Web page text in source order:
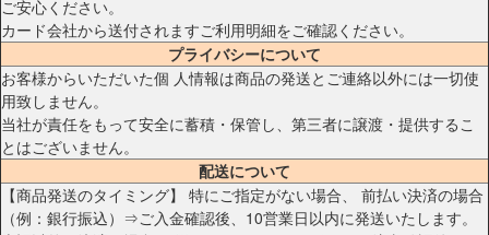
ご安心ください。
カード会社から送付されますご利用明細をご確認ください。
プライバシーについて
お客様からいただいた個 人情報は商品の発送とご連絡以外には一切使
用致しません。
当社が責任をもって安全に蓄積・保管し、第三者に譲渡・提供するこ
とはございません。
配送について
【商品発送のタイミング】 特にご指定がない場合、 前払い決済の場合
（例：銀行振込）⇒ご入金確認後、10営業日以内に発送いたします。